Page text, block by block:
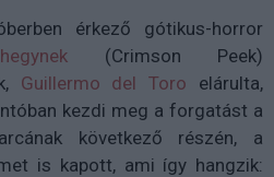
érkező gótikus-horror
(Crimson Peek)
Guillermo del Toro elárulta,
kezdi meg a forgatást a
következő részén, a
is kapott, ami így hangzik: